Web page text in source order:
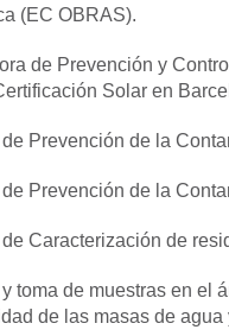
(EC OBRAS).
de Prevención y
Solar en
Prevención de la
Prevención de la
Caracterización de
toma de muestras en el
de las masas de agua